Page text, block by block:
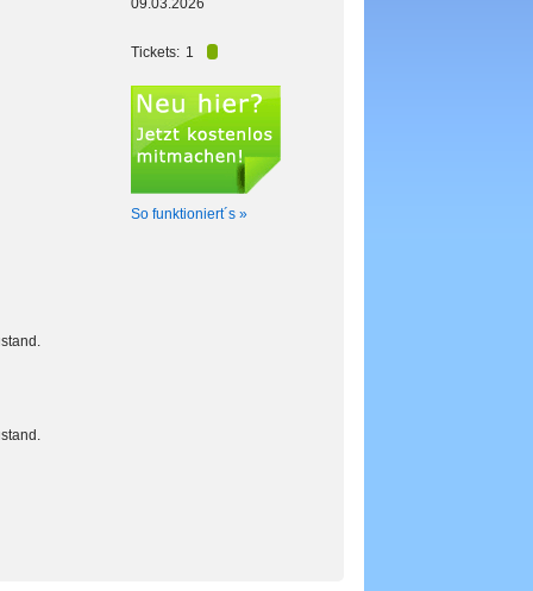
09.03.2026
Tickets: 1
So funktioniert´s »